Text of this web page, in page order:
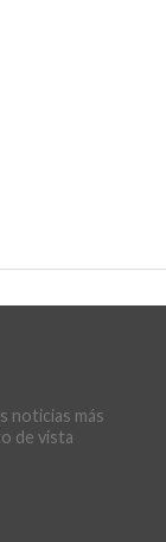
noticias más
de vista